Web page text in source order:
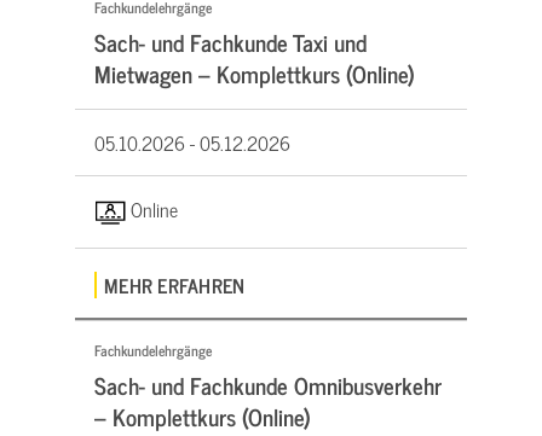
Fachkundelehrgänge
Sach- und Fachkunde Taxi und
Mietwagen – Komplettkurs (Online)
05.10.2026 -05.12.2026
Online
MEHR ERFAHREN
Fachkundelehrgänge
Sach- und Fachkunde Omnibusverkehr
– Komplettkurs (Online)